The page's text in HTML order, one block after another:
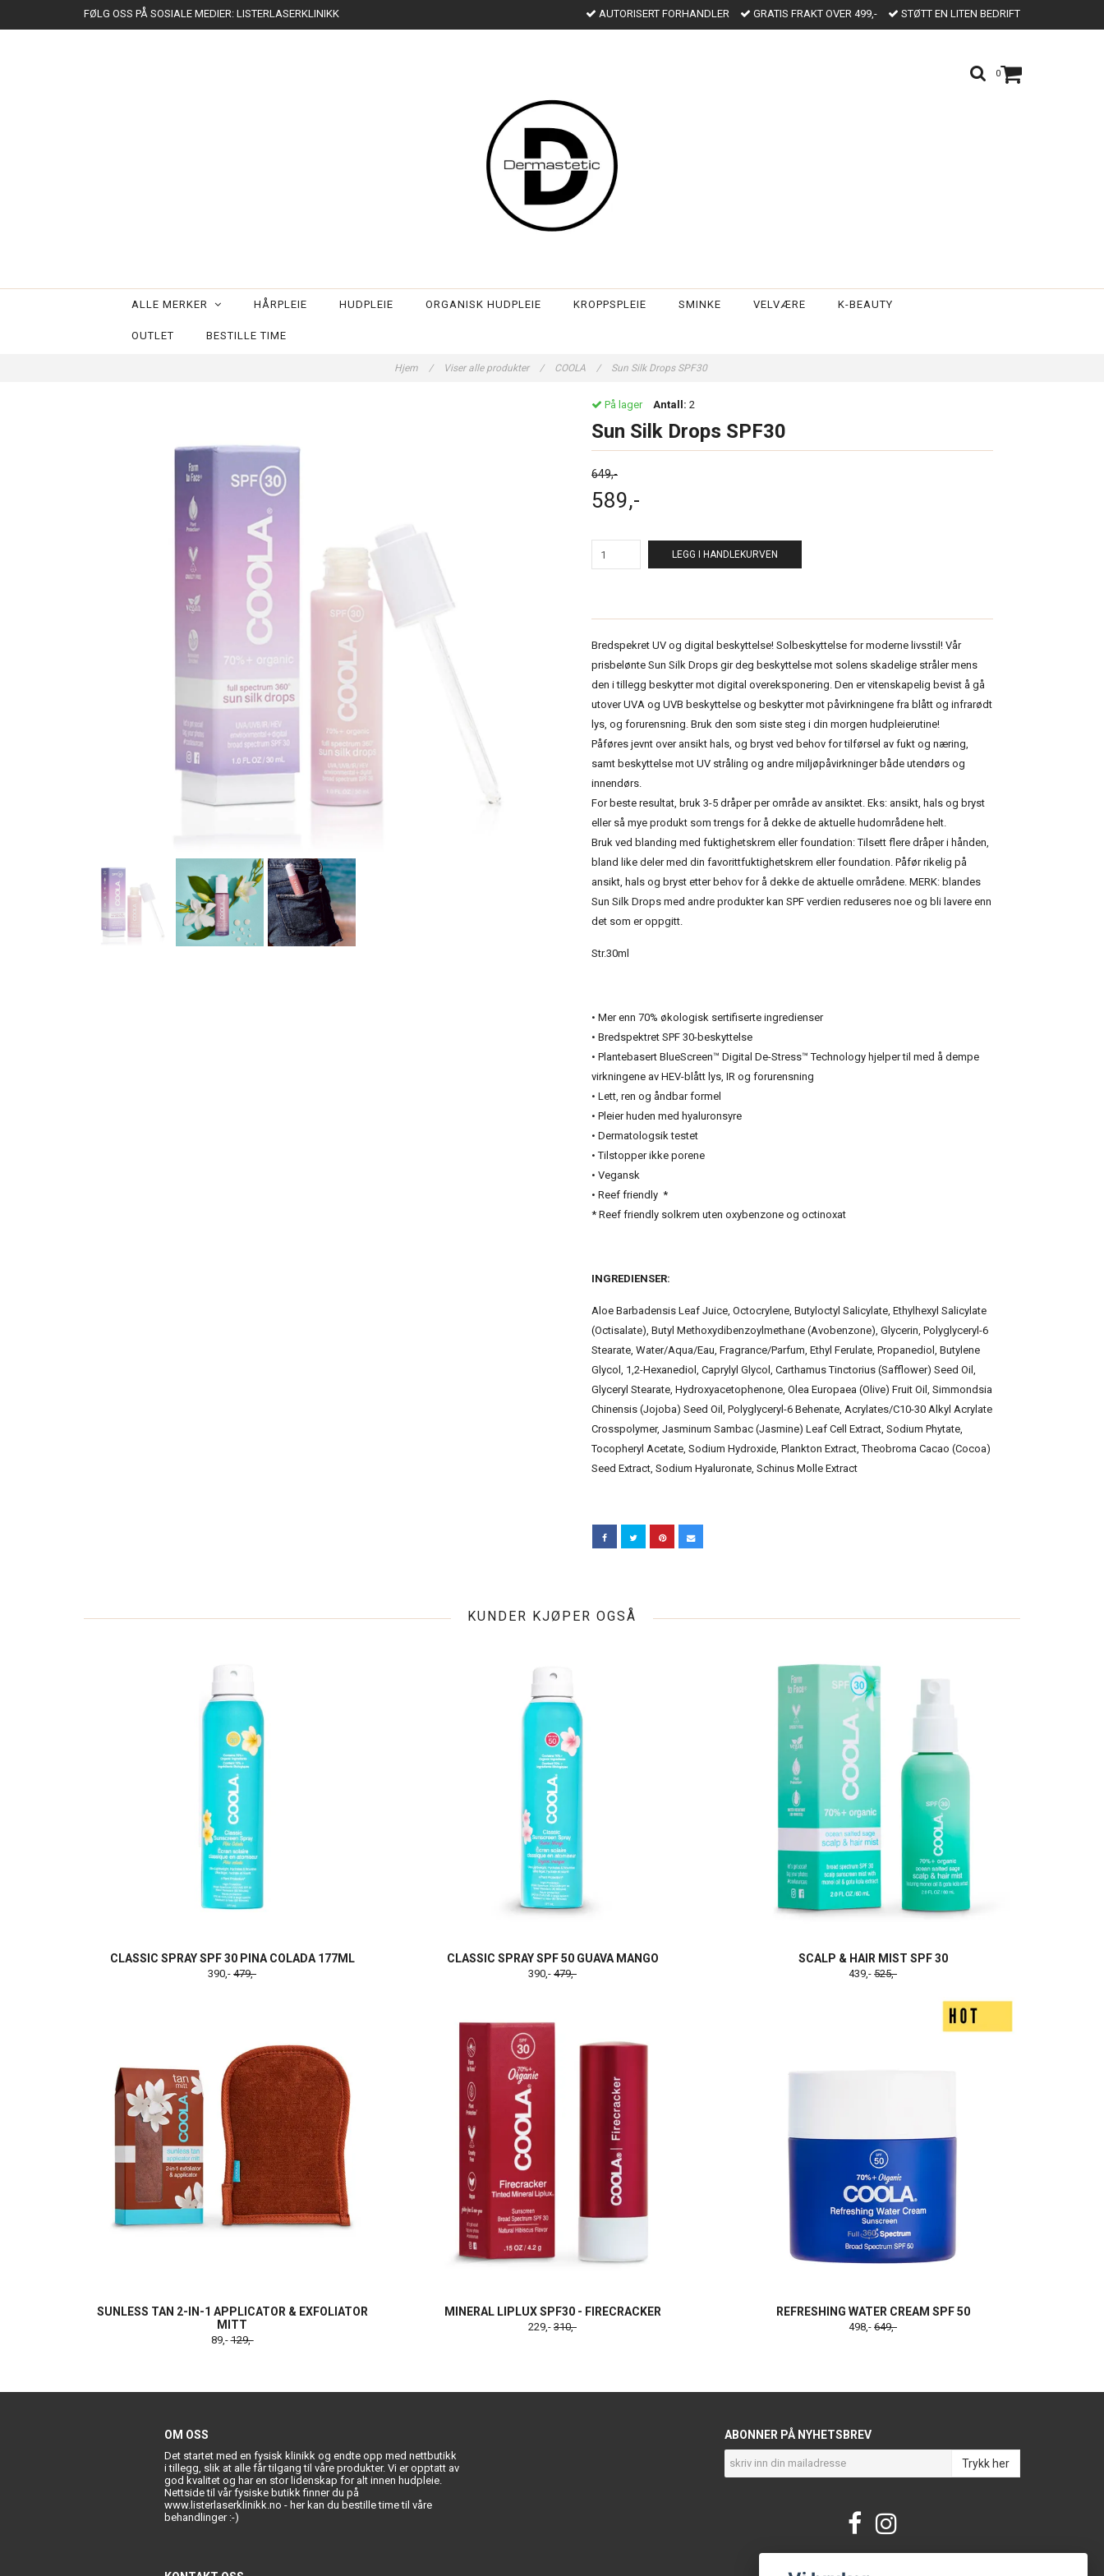
FØLG OSS PÅ SOSIALE MEDIER: LISTERLASERKLINIKK AUTORISERT FORHANDLER GRATIS FRAKT OVER 499,- STØTT EN LITEN BEDRIFT
0
ALLE MERKER HÅRPLEIE HUDPLEIE ORGANISK HUDPLEIE KROPPSPLEIE SMINKE VELVÆRE K-BEAUTY
OUTLET BESTILLE TIME
Hjem / Viser alle produkter / COOLA / Sun Silk Drops SPF30
På lager Antall: 2
Sun Silk Drops SPF30
649,-
589,-
LEGG I HANDLEKURVEN
Bredspekret UV og digital beskyttelse! Solbeskyttelse for moderne livsstil! Vår
prisbelønte Sun Silk Drops gir deg beskyttelse mot solens skadelige stråler mens
den i tillegg beskytter mot digital overeksponering. Den er vitenskapelig bevist å gå
utover UVA og UVB beskyttelse og beskytter mot påvirkningene fra blått og infrarødt
lys, og forurensning. Bruk den som siste steg i din morgen hudpleierutine!
Påføres jevnt over ansikt hals, og bryst ved behov for tilførsel av fukt og næring,
samt beskyttelse mot UV stråling og andre miljøpåvirkninger både utendørs og
innendørs.
For beste resultat, bruk 3-5 dråper per område av ansiktet. Eks: ansikt, hals og bryst
eller så mye produkt som trengs for å dekke de aktuelle hudområdene helt.
Bruk ved blanding med fuktighetskrem eller foundation: Tilsett flere dråper i hånden,
bland like deler med din favorittfuktighetskrem eller foundation. Påfør rikelig på
ansikt, hals og bryst etter behov for å dekke de aktuelle områdene. MERK: blandes
Sun Silk Drops med andre produkter kan SPF verdien reduseres noe og bli lavere enn
det som er oppgitt.
Str.30ml
• Mer enn 70% økologisk sertifiserte ingredienser
• Bredspektret SPF 30-beskyttelse
• Plantebasert BlueScreen™ Digital De-Stress™ Technology hjelper til med å dempe
virkningene av HEV-blått lys, IR og forurensning
• Lett, ren og åndbar formel
• Pleier huden med hyaluronsyre
• Dermatologsik testet
• Tilstopper ikke porene
• Vegansk
• Reef friendly *
* Reef friendly solkrem uten oxybenzone og octinoxat
INGREDIENSER:
Aloe Barbadensis Leaf Juice, Octocrylene, Butyloctyl Salicylate, Ethylhexyl Salicylate
(Octisalate), Butyl Methoxydibenzoylmethane (Avobenzone), Glycerin, Polyglyceryl-6
Stearate, Water/Aqua/Eau, Fragrance/Parfum, Ethyl Ferulate, Propanediol, Butylene
Glycol, 1,2-Hexanediol, Caprylyl Glycol, Carthamus Tinctorius (Safflower) Seed Oil,
Glyceryl Stearate, Hydroxyacetophenone, Olea Europaea (Olive) Fruit Oil, Simmondsia
Chinensis (Jojoba) Seed Oil, Polyglyceryl-6 Behenate, Acrylates/C10-30 Alkyl Acrylate
Crosspolymer, Jasminum Sambac (Jasmine) Leaf Cell Extract, Sodium Phytate,
Tocopheryl Acetate, Sodium Hydroxide, Plankton Extract, Theobroma Cacao (Cocoa)
Seed Extract, Sodium Hyaluronate, Schinus Molle Extract
KUNDER KJØPER OGSÅ
CLASSIC SPRAY SPF 30 PINA COLADA 177ML
390,- 479,-
CLASSIC SPRAY SPF 50 GUAVA MANGO
390,- 479,-
SCALP & HAIR MIST SPF 30
439,- 525,-
SUNLESS TAN 2-IN-1 APPLICATOR & EXFOLIATOR
MITT
89,-129,-
MINERAL LIPLUX SPF30 - FIRECRACKER
229,- 310,-
REFRESHING WATER CREAM SPF 50
498,- 649,-
OM OSS
Det startet med en fysisk klinikk og endte opp med nettbutikk
i tillegg, slik at alle får tilgang til våre produkter. Vi er opptatt av
god kvalitet og har en stor lidenskap for alt innen hudpleie.
Nettside til vår fysiske butikk finner du på
www.listerlaserklinikk.no - her kan du bestille time til våre
behandlinger :-)
ABONNER PÅ NYHETSBREV
Trykk her